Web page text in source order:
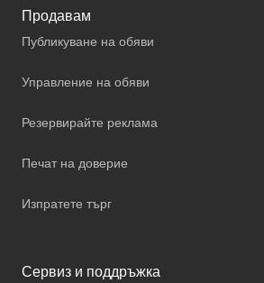
Продавам
Публикуване на обяви
Управление на обяви
Резервирайте реклама
Печат на доверие
Изпратете търг
Сервиз и поддръжка